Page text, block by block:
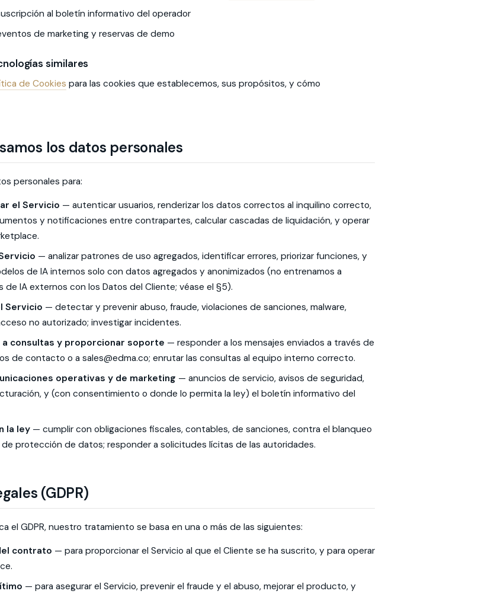
al boletín informativo del operador
de marketing y reservas de demo
similares
de Cookies para las cookies que establecemos, sus propósitos, y cómo
los datos personales
personales para:
el Servicio — autenticar usuarios, renderizar los datos correctos al inquilino correcto,
y notificaciones entre contrapartes, calcular cascadas de liquidación, y operar
— analizar patrones de uso agregados, identificar errores, priorizar funciones, y
de IA internos solo con datos agregados y anonimizados (no entrenamos a
de IA externos con los Datos del Cliente; véase el §5).
Servicio — detectar y prevenir abuso, fraude, violaciones de sanciones, malware,
no autorizado; investigar incidentes.
a consultas y proporcionar soporte — responder a los mensajes enviados a través de
de contacto o a sales@edma.co; enrutar las consultas al equipo interno correcto.
operativas y de marketing — anuncios de servicio, avisos de seguridad,
y (con consentimiento o donde lo permita la ley) el boletín informativo del
la ley — cumplir con obligaciones fiscales, contables, de sanciones, contra el blanqueo
protección de datos; responder a solicitudes lícitas de las autoridades.
(GDPR)
el GDPR, nuestro tratamiento se basa en una o más de las siguientes:
contrato — para proporcionar el Servicio al que el Cliente se ha suscrito, y para operar
— para asegurar el Servicio, prevenir el fraude y el abuso, mejorar el producto, y